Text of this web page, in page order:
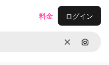
消去 画像で
料金 ログイン